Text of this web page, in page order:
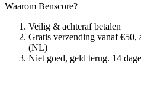
Waarom Benscore?
Veilig & achteraf betalen
Gratis verzending vanaf €50,
(NL)
Niet goed, geld terug. 14